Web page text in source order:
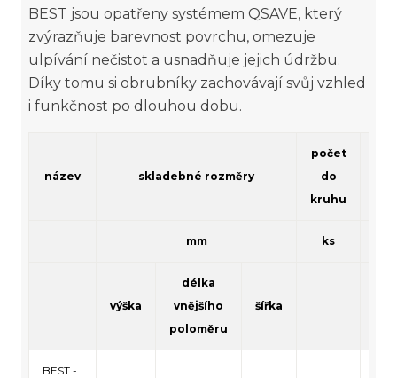
BEST jsou opatřeny systémem QSAVE, který
zvýrazňuje barevnost povrchu, omezuje
ulpívání nečistot a usnadňuje jejich údržbu.
Díky tomu si obrubníky zachovávají svůj vzhled
i funkčnost po dlouhou dobu.
název skladebné rozměry
počet
do
kruhu
mm ks
výška
délka
vnějšího
poloměru
šířka
BEST -